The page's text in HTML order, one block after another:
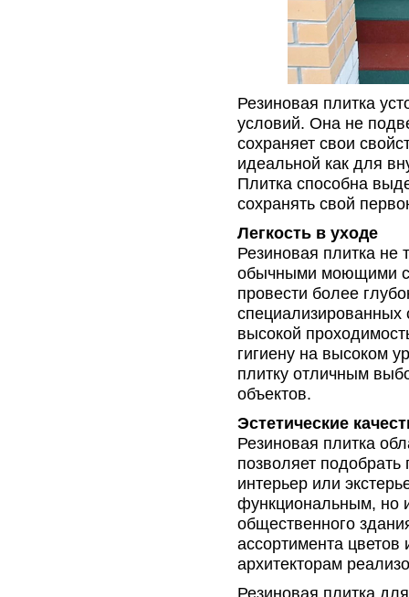
Резиновая плитка
условий. Она не
сохраняет свои
идеальной как для
Плитка способна
сохранять свой
Легкость в уходе
Резиновая плитка не
обычными моющими
провести более
специализированных
высокой
гигиену на высоком
плитку отличным
объектов.
Эстетические
Резиновая плитка
позволяет
интерьер или
функциональным, но
общественного
ассортимента цветов
архитекторам
Резиновая плитка